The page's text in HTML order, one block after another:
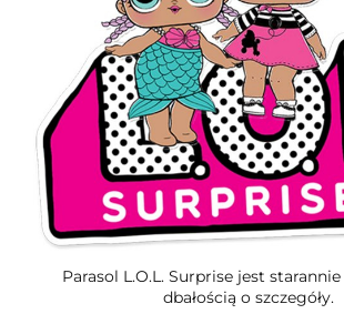
Parasol L.O.L. Surprise jest
dbałością o szczegóły.